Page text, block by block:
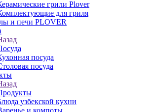
грили Plover
для гриля
и печи PLOVER
посуда
посуда
узбекской кухни
и компоты